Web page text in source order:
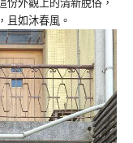
且如沐春風。